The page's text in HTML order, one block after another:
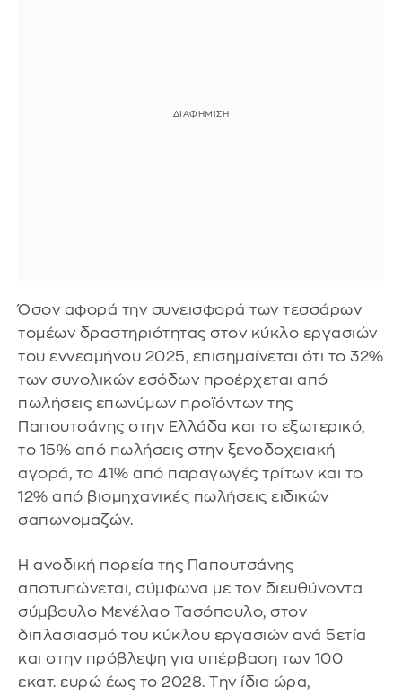
Όσον αφορά την συνεισφορά των τεσσάρων
τομέων δραστηριότητας στον κύκλο εργασιών
του εννεαμήνου 2025, επισημαίνεται ότι το 32%
των συνολικών εσόδων προέρχεται από
πωλήσεις επωνύμων προϊόντων της
Παπουτσάνης στην Ελλάδα και το εξωτερικό,
το 15% από πωλήσεις στην ξενοδοχειακή
αγορά, το 41% από παραγωγές τρίτων και το
12% από βιομηχανικές πωλήσεις ειδικών
σαπωνομαζών.
Η ανοδική πορεία της Παπουτσάνης
αποτυπώνεται, σύμφωνα με τον διευθύνοντα
σύμβουλο Μενέλαο Τασόπουλο, στον
διπλασιασμό του κύκλου εργασιών ανά 5ετία
και στην πρόβλεψη για υπέρβαση των 100
εκατ. ευρώ έως το 2028. Την ίδια ώρα,